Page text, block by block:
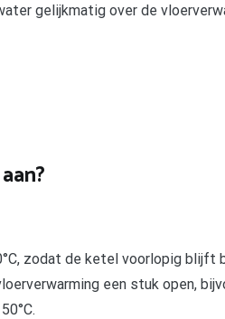
gelijkmatig over de
zodat de ketel voorlopig blijft
een stuk open,